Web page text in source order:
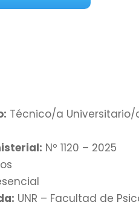
Técnico/a
Nº 1120 – 2025
UNR – Facultad de